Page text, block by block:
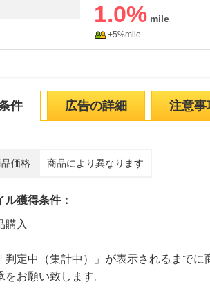
1.0%
+5%mile
件 広告の詳細 注意事
価格 商品により異なります
ル獲得条件：
購入
定中（集計中）」が表示されるまでに
をお願い致します。